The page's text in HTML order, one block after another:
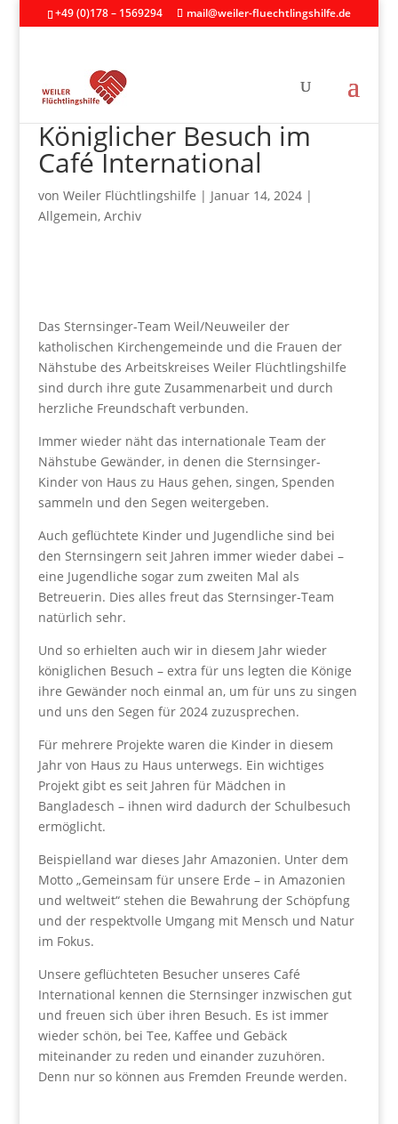
+49 (0)178 – 1569294 mail@weiler-fluechtlingshilfe.de
Königlicher Besuch im
Café International
von Weiler Flüchtlingshilfe | Januar 14, 2024|
Allgemein, Archiv
Das Sternsinger-Team Weil/Neuweiler der
katholischen Kirchengemeinde und die Frauen der
Nähstube des Arbeitskreises Weiler Flüchtlingshilfe
sind durch ihre gute Zusammenarbeit und durch
herzliche Freundschaft verbunden.
Immer wieder näht das internationale Team der
Nähstube Gewänder, in denen die Sternsinger-
Kinder von Haus zu Haus gehen, singen, Spenden
sammeln und den Segen weitergeben.
Auch geflüchtete Kinder und Jugendliche sind bei
den Sternsingern seit Jahren immer wieder dabei –
eine Jugendliche sogar zum zweiten Mal als
Betreuerin. Dies alles freut das Sternsinger-Team
natürlich sehr.
Und so erhielten auch wir in diesem Jahr wieder
königlichen Besuch – extra für uns legten die Könige
ihre Gewänder noch einmal an, um für uns zu singen
und uns den Segen für 2024 zuzusprechen.
Für mehrere Projekte waren die Kinder in diesem
Jahr von Haus zu Haus unterwegs. Ein wichtiges
Projekt gibt es seit Jahren für Mädchen in
Bangladesch – ihnen wird dadurch der Schulbesuch
ermöglicht.
Beispielland war dieses Jahr Amazonien. Unter dem
Motto „Gemeinsam für unsere Erde – in Amazonien
und weltweit“ stehen die Bewahrung der Schöpfung
und der respektvolle Umgang mit Mensch und Natur
im Fokus.
Unsere geflüchteten Besucher unseres Café
International kennen die Sternsinger inzwischen gut
und freuen sich über ihren Besuch. Es ist immer
wieder schön, bei Tee, Kaffee und Gebäck
miteinander zu reden und einander zuzuhören.
Denn nur so können aus Fremden Freunde werden.